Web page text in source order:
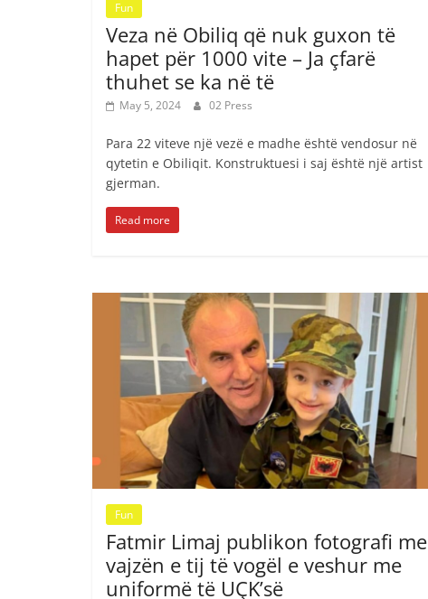
Fun
Veza në Obiliq që nuk guxon të
hapet për 1000 vite – Ja çfarë
thuhet se ka në të
May 5, 2024 02 Press
Para 22 viteve një vezë e madhe është vendosur në
qytetin e Obiliqit. Konstruktuesi i saj është një artist
gjerman.
Read more
Fun
Fatmir Limaj publikon fotografi me
vajzën e tij të vogël e veshur me
uniformë të UÇK’së